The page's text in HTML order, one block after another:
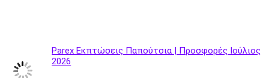
Parex Εκπτώσεις Παπούτσια | Προσφορές Ιούλιος
2026